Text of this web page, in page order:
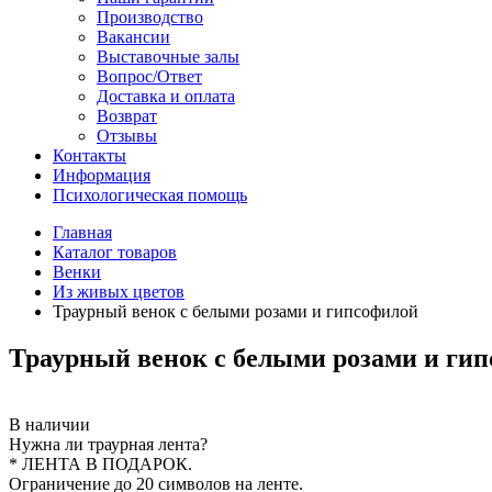
Производство
Вакансии
Выставочные залы
Вопрос/Ответ
Доставка и оплата
Возврат
Отзывы
Контакты
Информация
Психологическая помощь
Главная
Каталог товаров
Венки
Из живых цветов
Траурный венок с белыми розами и гипсофилой
Траурный венок с белыми розами и
В наличии
Нужна ли траурная лента?
* ЛЕНТА В ПОДАРОК.
Ограничение до 20 символов на ленте.